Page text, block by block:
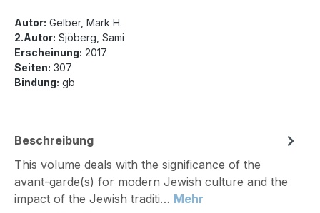
Autor: Gelber, Mark H.
2.Autor: Sjöberg, Sami
Erscheinung: 2017
Seiten: 307
Bindung: gb
Beschreibung
This volume deals with the significance of the
avant-garde(s) for modern Jewish culture and the
impact of the Jewish traditi… Mehr